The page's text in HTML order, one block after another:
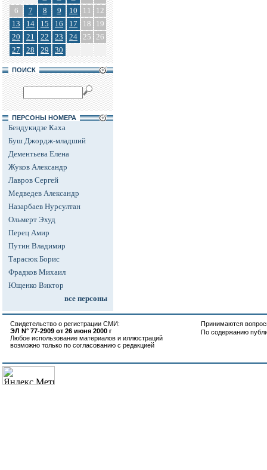
6
7 8 9 10 11
12
13
14 15 16 17 18
19
20
21 22 23 24 25 26
27
28 29 30
ПОИСК
ПЕРСОНЫ НОМЕРА
Бендукидзе Каха
Буш Джордж-младший
Дементьева Елена
Жуков Александр
Лавров Сергей
Медведев Александр
Назарбаев Нурсултан
Ольмерт Эхуд
Перец Амир
Путин Владимир
Тарасюк Борис
Фрадков Михаил
Ющенко Виктор
все персоны
Свидетельство о регистрации СМИ:
ЭЛ N° 77-2909 от 26 июня 2000 г
Любое использование материалов и иллюстраций
возможно только по согласованию с редакцией
Принимаются
По содержанию